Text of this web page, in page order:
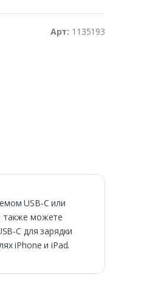
Арт: 1135193
USB-C или
также можете
C для зарядки
iPhone и iPad.